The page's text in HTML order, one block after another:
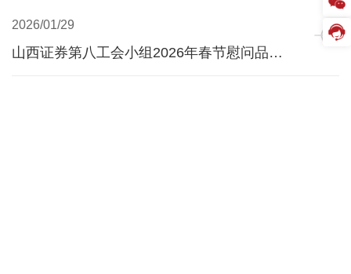
2026/01/29
山西证券第八工会小组2026年春节慰问品采购项目 询比采购公告